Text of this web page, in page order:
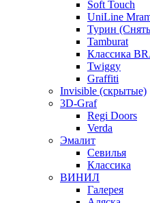
Soft Touch
UniLine
Турин
Tamburat
Классика
Twiggy
Graffiti
Invisible (скрытые)
3D-Graf
Regi Doors
Verda
Эмалит
Севилья
Классика
ВИНИЛ
Галерея